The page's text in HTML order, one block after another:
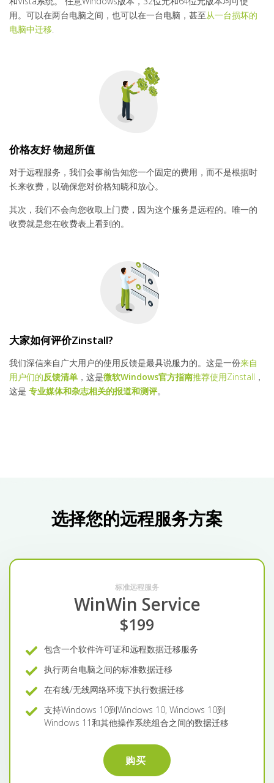
用。可以在两台电脑之间，也可以在一台电脑，甚至从一台损坏的
电脑中迁移
价格友好 物超所值
对于远程服务，我们会事前告知您一个固定的费用，而不是根据时
长来收费，以确保您对价格知晓和放心。
其次，我们不会向您收取上门费，因为这个服务是远程的。唯一的
收费就是您在收费表上看到的。
大家如何评价Zinstall?
我们深信来自广大用户的使用反馈是最具说服力的。这是一份来自
用户们的反馈清单 ，这是微软Windows官方指南推荐使用Zinstall ，
这是 专业媒体和杂志相关的报道和测评。
选择您的远程服务方案
标准远程服务
WinWin Service
$199
包含一个软件许可证和远程数据迁移服务
执行两台电脑之间的标准数据迁移
在有线/无线网络环境下执行数据迁移
支持Windows 10到Windows 10, Windows 10到
Windows 11和其他操作系统组合之间的数据迁移
购买